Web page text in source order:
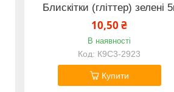
Блискітки (гліттер) зелені
10,50 ₴
В наявності
К9С3-2923
Купити